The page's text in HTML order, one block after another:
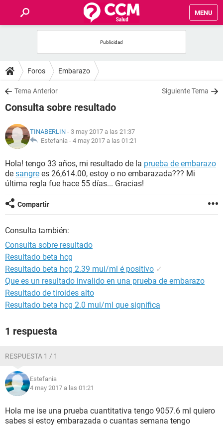
MENU
FOROS
SALUD
NUTRICIÓN
BIENESTAR
Foros Embarazo
Tema Anterior Siguiente Tema
Consulta sobre resultado
TINABERLIN - 3 may 2017 a las 21:37
Estefania - 4 may 2017 a las 01:21
Hola! tengo 33 años, mi resultado de la prueba de embarazo
de sangre es 26,614.00, estoy o no embarazada??? Mi
última regla fue hace 55 días... Gracias!
Compartir
Consulta también:
Consulta sobre resultado
Resultado beta hcg
Resultado beta hcg 2.39 mui/ml é positivo ✓
Que es un resultado invalido en una prueba de embarazo
Resultado de tiroides alto
Resultado beta hcg 2.0 mui/ml que significa
1 respuesta
RESPUESTA 1 / 1
Estefania
4 may 2017 a las 01:21
Hola me ise una prueba cuantitativa tengo 9057.6 ml quiero
sabes si estoy embarazada o cuantas semana tengo